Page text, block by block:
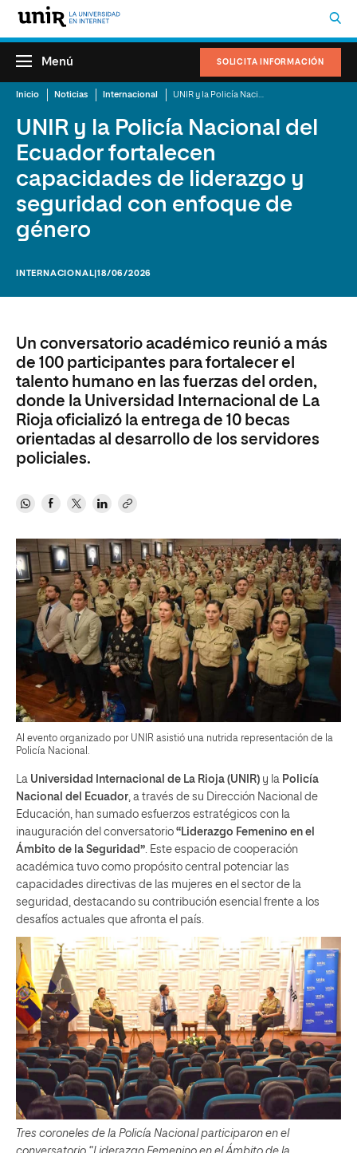
SOLICITA INFORMACIÓN
Menú
Inicio Noticias Internacional
UNIR y la Policía Nacional del
Ecuador fortalecen
capacidades de liderazgo y
seguridad con enfoque de
género
INTERNACIONAL |18/06/2026
Un conversatorio académico reunió a más
de 100 participantes para fortalecer el
talento humano en las fuerzas del orden,
donde la Universidad Internacional de La
Rioja oficializó la entrega de 10 becas
orientadas al desarrollo de los servidores
policiales.
Al evento organizado por UNIR asistió una nutrida representación de la
Policía Nacional.
La Universidad Internacional de La Rioja (UNIR) y la Policía
Nacional del Ecuador , a través de su Dirección Nacional de
Educación, han sumado esfuerzos estratégicos con la
inauguración del conversatorio “Liderazgo Femenino en el
Ámbito de la Seguridad” . Este espacio de cooperación
académica tuvo como propósito central potenciar las
capacidades directivas de las mujeres en el sector de la
seguridad, destacando su contribución esencial frente a los
desafíos actuales que afronta el país.
Tres coroneles de la Policía Nacional participaron en el